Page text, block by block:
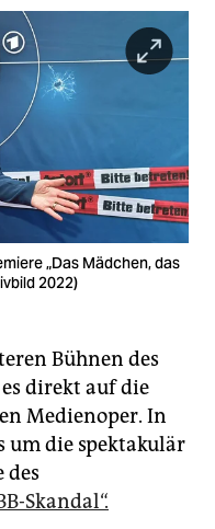
„Das Mädchen, das
2022)
Bühnen des
direkt auf die
Medienoper. In
um die spektakulär
des
Skandal“.